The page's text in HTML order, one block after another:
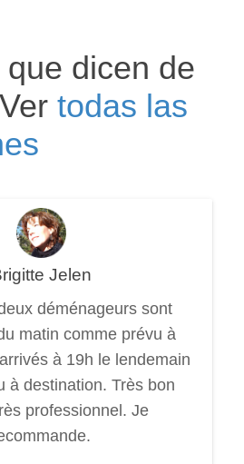
dicen de
todas las
Jelen
déménageurs sont
matin comme prévu à
à 19h le lendemain
à destination. Très bon
professionnel. Je